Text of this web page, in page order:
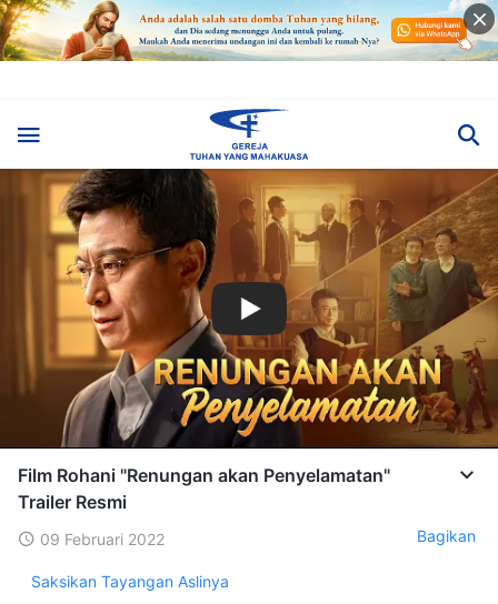
Film Rohani "Renungan akan Penyelamatan"
Trailer Resmi
09 Februari 2022 Bagikan
Saksikan Tayangan Aslinya